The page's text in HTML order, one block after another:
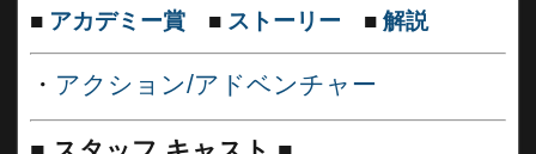
■ アカデミー賞 ■ ストーリー ■ 解説
・ アクション/アドベンチャー